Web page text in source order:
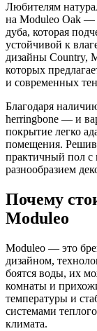
Любителям
на Moduleo Oak —
дуба, которая
устойчивой к
дизайны Country,
которых
и современных
Благодаря
herringbone — и
покрытие легко
помещения. Решив
практичный пол с
разнообразием
Почему
Moduleo
Moduleo — это
дизайном,
боятся воды, их
комнаты и
температуры и
системами
климата.